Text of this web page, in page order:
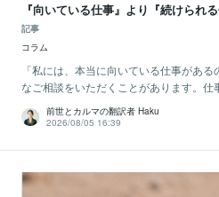
『向いている仕事』より『続けられ
記事
コラム
「私には、本当に向いている仕事があ
なご相談をいただくことがあります。仕
前世とカルマの翻訳者 Haku
2026/08/05 16:39